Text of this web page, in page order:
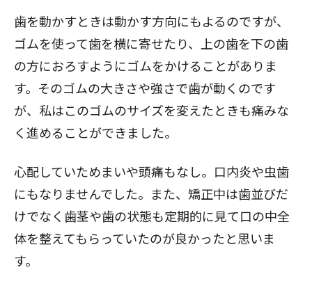
歯を動かすときは動かす方向にもよるのですが、
ゴムを使って歯を横に寄せたり、上の歯を下の歯
の方におろすようにゴムをかけることがありま
す。そのゴムの大きさや強さで歯が動くのです
が、私はこのゴムのサイズを変えたときも痛みな
く進めることができました。
心配していためまいや頭痛もなし。口内炎や虫歯
にもなりませんでした。また、矯正中は歯並びだ
けでなく歯茎や歯の状態も定期的に見て口の中全
体を整えてもらっていたのが良かったと思いま
す。